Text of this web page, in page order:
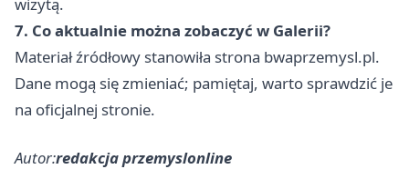
wizytą.
7. Co aktualnie można zobaczyć w Galerii?
Materiał źródłowy stanowiła strona bwaprzemysl.pl.
Dane mogą się zmieniać; pamiętaj, warto sprawdzić je
na oficjalnej stronie.
Autor:redakcja przemyslonline